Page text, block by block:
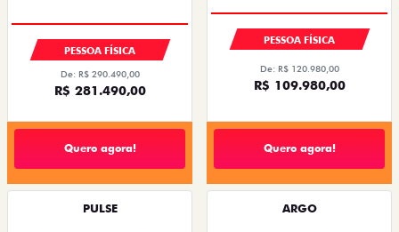
PESSOA FÍSICA
De: R$ 290.490,00
R$ 281.490,00
Quero agora!
PESSOA FÍSICA
De: R$ 120.980,00
R$ 109.980,00
Quero agora!
PULSE ARGO